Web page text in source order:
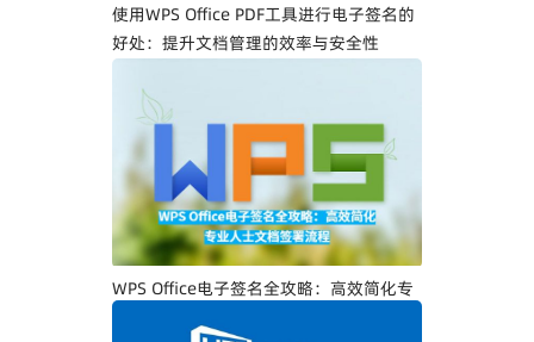
使用WPS Office PDF工具进行电子签名的
好处：提升文档管理的效率与安全性
WPS Office电子签名全攻略：高效简化专